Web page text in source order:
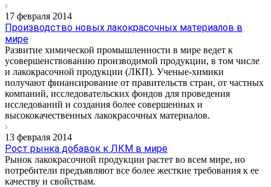
17 февраля 2014
Производство новых лакокрасочных материалов в
мире
Развитие химической промышленности в мире ведет к
усовершенствованию производимой продукции, в том числе
и лакокрасочной продукции (ЛКП). Ученые-химики
получают финансирование от правительств стран, от частных
компаний, исследовательских фондов для проведения
исследований и создания более совершенных и
высококачественных лакокрасочных материалов.
13 февраля 2014
Рост рынка добавок к ЛКМ в мире
Рынок лакокрасочной продукции растет во всем мире, но
потребители предъявляют все более жесткие требования к ее
качеству и свойствам.